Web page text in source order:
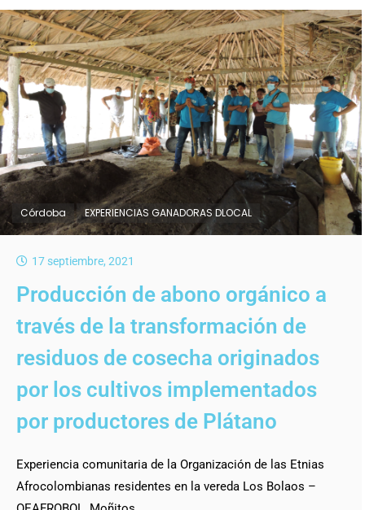
Córdoba EXPERIENCIAS GANADORAS DLOCAL
17 septiembre, 2021
Producción de abono orgánico a
través de la transformación de
residuos de cosecha originados
por los cultivos implementados
por productores de Plátano
Experiencia comunitaria de la Organización de las Etnias
Afrocolombianas residentes en la vereda Los Bolaos –